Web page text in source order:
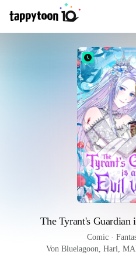
The Tyrant's
Comic ·
Von Bluelagoon, Hari,